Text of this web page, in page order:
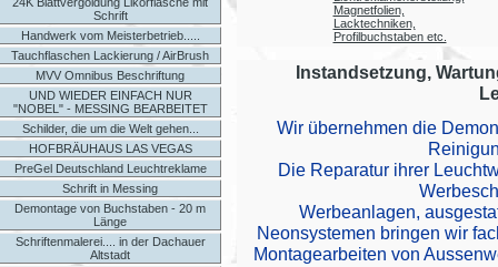
Schrift
Handwerk vom Meisterbetrieb.....
Tauchflaschen Lackierung / AirBrush
MVV Omnibus Beschriftung
UND WIEDER EINFACH NUR
"NOBEL" - MESSING BEARBEITET
Schilder, die um die Welt gehen...
HOFBRÄUHAUS LAS VEGAS
PreGel Deutschland Leuchtreklame
Schrift in Messing
Demontage von Buchstaben - 20 m
Länge
Schriftenmalerei.... in der Dachauer
Altstadt
Magnetfolien,
Lacktechniken,
Profilbuchstaben etc.
Instandsetzung,
Wir übernehmen die
Die Reparatur ihrer
Werbeanlagen,
Neonsystemen bringen wir
Montagearbeiten von